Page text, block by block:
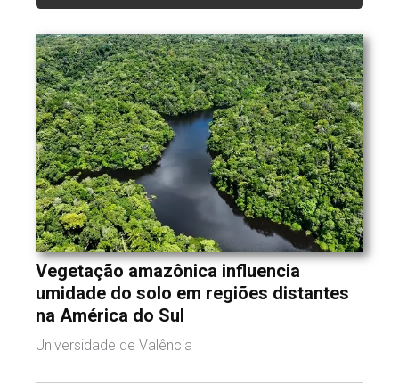
Vegetação amazônica influencia
umidade do solo em regiões distantes
na América do Sul
Universidade de Valência